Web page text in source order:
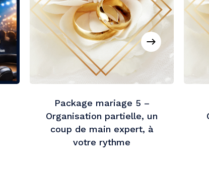
Package mariage 5 –
Organisation partielle, un
coup de main expert, à
votre rythme